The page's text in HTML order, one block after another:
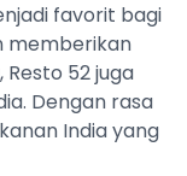
favorit bagi
memberikan
52 juga
Dengan rasa
India yang